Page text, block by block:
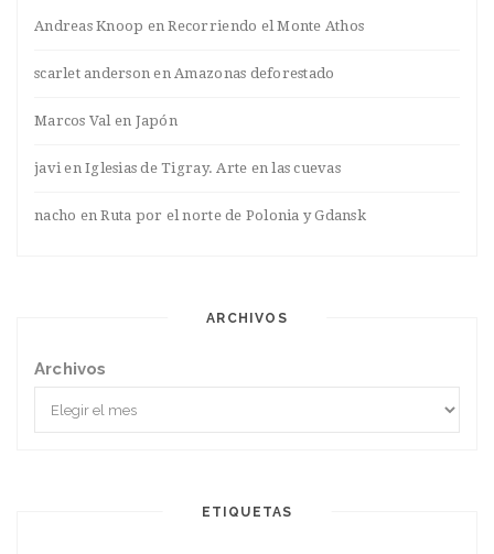
Andreas Knoop enRecorriendo el Monte Athos
scarlet anderson enAmazonas deforestado
Marcos Valen Japón
javienIglesias de Tigray. Arte en las cuevas
nacho enRuta por el norte de Polonia y Gdansk
ARCHIVOS
Archivos
ETIQUETAS